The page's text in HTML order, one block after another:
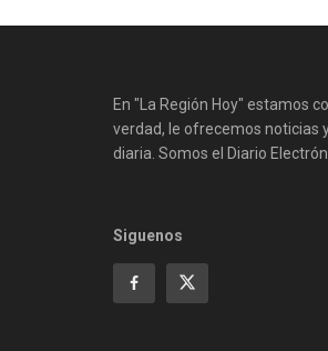
En "La Región Hoy" estamos
verdad, le ofrecemos noticias
diaria. Somos el Diario
Siguenos